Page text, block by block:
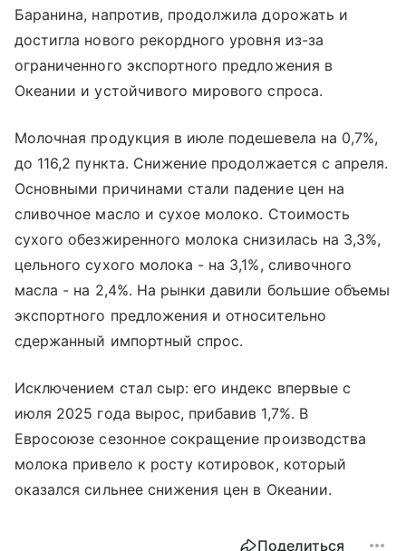
Баранина, напротив, продолжила дорожать и
достигла нового рекордного уровня из-за
ограниченного экспортного предложения в
Океании и устойчивого мирового спроса.
Молочная продукция в июле подешевела на 0,7%,
до 116,2 пункта. Снижение продолжается с апреля.
Основными причинами стали падение цен на
сливочное масло и сухое молоко. Стоимость
сухого обезжиренного молока снизилась на 3,3%,
цельного сухого молока - на 3,1%, сливочного
масла - на 2,4%. На рынки давили большие объемы
экспортного предложения и относительно
сдержанный импортный спрос.
Исключением стал сыр: его индекс впервые с
июля 2025 года вырос, прибавив 1,7%. В
Евросоюзе сезонное сокращение производства
молока привело к росту котировок, который
оказался сильнее снижения цен в Океании.
Поделиться